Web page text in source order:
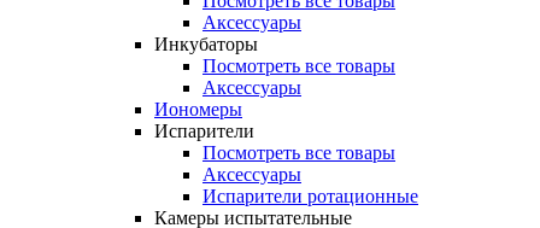
Аксессуары
Инкубаторы
Посмотреть все товары
Аксессуары
Иономеры
Испарители
Посмотреть все товары
Аксессуары
Испарители ротационные
Камеры испытательные